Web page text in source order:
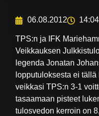
06.08.2012 14:04
TPS:n ja IFK
Veikkauksen
legenda Jonatan
lopputuloksesta ei
veikkasi TPS:n 3-1
tasaamaan pisteet
tulosvedon kerroin on